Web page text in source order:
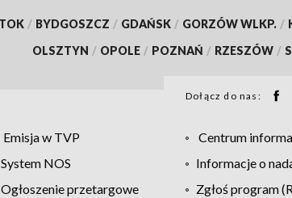
/ BYDGOSZCZ / GDAŃSK / GORZÓW WLKP. /
OLSZTYN / OPOLE / POZNAŃ / RZESZÓW /
Dołącz do nas:
Emisja w TVP Centrum
System NOS Informacje o
Ogłoszenie przetargowe Zgłoś program